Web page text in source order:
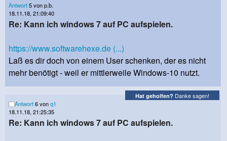
Antwort5 von p.b.
18.11.18, 21:09:40
Re: Kann ich windows 7 auf PC aufspielen.
https://www.softwarehexe.de (...)
Laß es dir doch von einem User schenken, der es nicht
mehr benötigt - weil er mittlerweile Windows-10 nutzt.
Hat geholfen? Danke sagen!
Antwort6 vonq1
18.11.18, 21:25:35
Re: Kann ich windows 7 auf PC aufspielen.